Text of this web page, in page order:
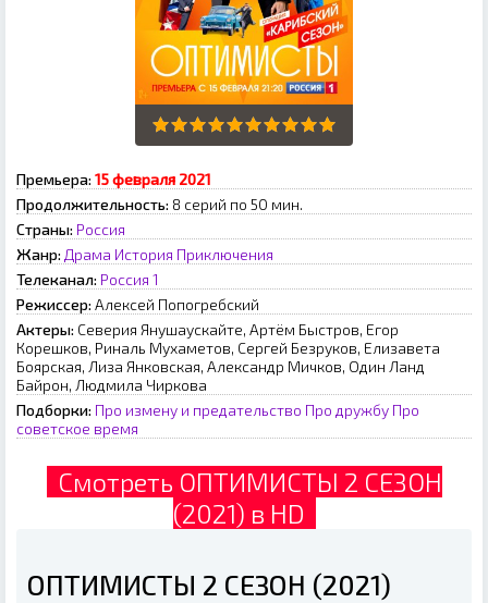
Премьера: 15 февраля 2021
Продолжительность: 8 серий по 50 мин.
Страны: Россия
Жанр: Драма История Приключения
Телеканал: Россия 1
Режиссер: Алексей Попогребский
Актеры: Северия Янушаускайте, Артём Быстров, Егор
Корешков, Риналь Мухаметов, Сергей Безруков, Елизавета
Боярская, Лиза Янковская, Александр Мичков, Один Ланд
Байрон, Людмила Чиркова
Подборки: Про измену и предательство Про дружбу Про
советское время
Смотреть ОПТИМИСТЫ 2 СЕЗОН
(2021) в HD
ОПТИМИСТЫ 2 СЕЗОН (2021)